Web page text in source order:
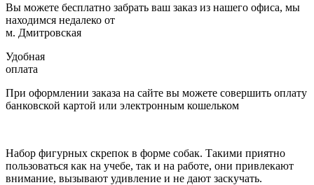
Вы можете бесплатно забрать ваш заказ из нашего офиса, мы
находимся недалеко от
м. Дмитровская
Удобная
оплата
При оформлении заказа на сайте вы можете совершить оплату
банковской картой или электронным кошельком
Набор фигурных скрепок в форме собак. Такими приятно
пользоваться как на учебе, так и на работе, они привлекают
внимание, вызывают удивление и не дают заскучать.